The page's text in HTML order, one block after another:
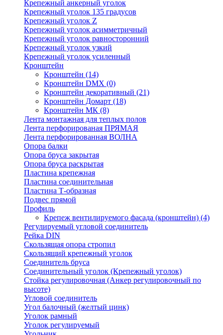
Крепежный анкерный уголок
Крепежный уголок 135 градусов
Крепежный уголок Z
Крепежный уголок асимметричный
Крепежный уголок равносторонний
Крепежный уголок узкий
Крепежный уголок усиленный
Кронштейн
Кронштейн (14)
Кронштейн DMX (0)
Кронштейн декоративный (21)
Кронштейн Домарт (18)
Кронштейн МК (8)
Лента монтажная для теплых полов
Лента перфорированая ПРЯМАЯ
Лента перфорированная ВОЛНА
Опора балки
Опора бруса закрытая
Опора бруса раскрытая
Пластина крепежная
Пластина соединительная
Пластина Т-образная
Подвес прямой
Профиль
Крепеж вентилируемого фасада (кронштейн) (4)
Регулируемый угловой соединитель
Рейка DIN
Скользящая опора стропил
Скользящий крепежный уголок
Соединитель бруса
Соединительный уголок (Крепежный уголок)
Стойка регулировочная (Анкер регулировочный по
высоте)
Угловой соединитель
Угол балочный (желтый цинк)
Уголок рамный
Уголок регулируемый